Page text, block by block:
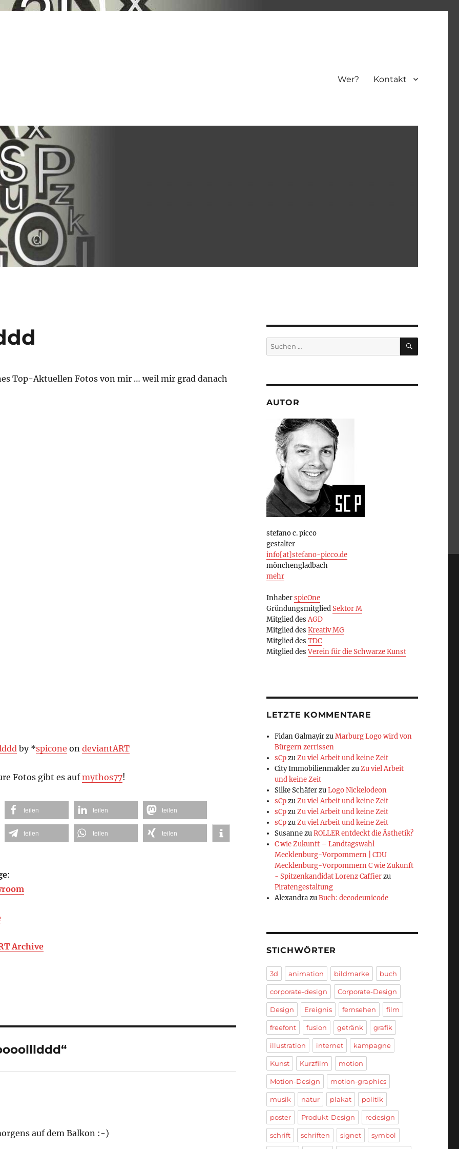
Wer? Kontakt
Top-Aktuellen Fotos von mir … weil mir grad danach
by *spicone on deviantART
Fotos gibt es aufmythos77!
teilen teilen teilen
teilen teilen teilen
:
Archive
auf dem Balkon :-)
Suchen
nach:
SUCHEN
AUTOR
stefano c. picco
gestalter
info[at]stefano-picco.de
mönchengladbach
mehr
InhaberspicOne
GründungsmitgliedSektor M
Mitglied desAGD
Mitglied des Kreativ MG
Mitglied des TDC
Mitglied desVerein für die Schwarze Kunst
LETZTE KOMMENTARE
Fidan GalmayirzuMarburg Logo wird von
Bürgern zerrissen
sCpzuZu viel Arbeit und keine Zeit
City ImmobilienmaklerzuZu viel Arbeit
und keine Zeit
Silke SchäferzuLogo Nickelodeon
sCpzuZu viel Arbeit und keine Zeit
sCpzuZu viel Arbeit und keine Zeit
sCpzuZu viel Arbeit und keine Zeit
SusannezuROLLER entdeckt die Ästhetik?
C wie Zukunft – Landtagswahl
Mecklenburg-Vorpommern | CDU
Mecklenburg-Vorpommern C wie Zukunft
- Spitzenkandidat Lorenz Caffierzu
Piratengestaltung
AlexandrazuBuch: decodeunicode
STICHWÖRTER
3d animation bildmarke buch
corporate-design Corporate-Design
Design Ereignis fernsehen film
freefont fusion getränk grafik
illustration internet kampagne
Kunst Kurzfilm motion
Motion-Design motion-graphics
musik natur plakat politik
poster Produkt-Design redesign
schrift schriften signet symbol